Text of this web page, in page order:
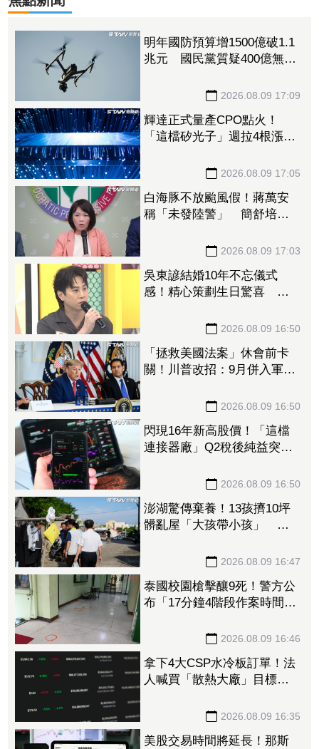
明年國防預算增1500億破1.1
兆元 國民黨質疑400億無人
2026.08.09 17:09
輝達正式量產CPO點火！
「這檔矽光子」週拉4根漲
2026.08.09 17:05
白海豚不放颱風假！蔣萬安
稱「未發陸警」 簡舒培轟
2026.08.09 17:03
吳東諺結婚10年不忘儀式
感！精心策劃生日驚喜 還
2026.08.09 16:50
「拯救美國法案」休會前卡
關！川普改招：9月併入軍費
2026.08.09 16:50
閃現16年新高股價！「這檔
連接器廠」Q2稅後純益突破2
2026.08.09 16:50
澎湖驚傳棄養！13孩擠10坪
髒亂屋「大孩帶小孩」 父
2026.08.09 16:47
泰國校園槍擊釀9死！警方公
布「17分鐘4階段作案時間
2026.08.09 16:46
拿下4大CSP水冷板訂單！法
人喊買「散熱大廠」目標價
2026.08.09 16:35
美股交易時間將延長！那斯